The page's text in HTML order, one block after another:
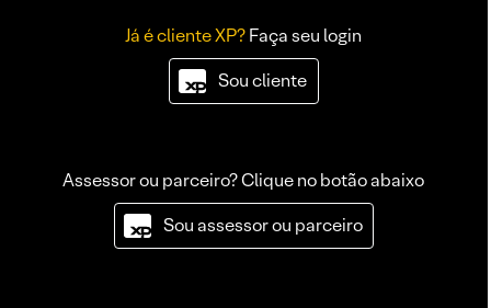
Já é cliente XP?Faça seu login
Sou cliente
Assessor ou parceiro? Clique no botão abaixo
Sou assessor ou parceiro